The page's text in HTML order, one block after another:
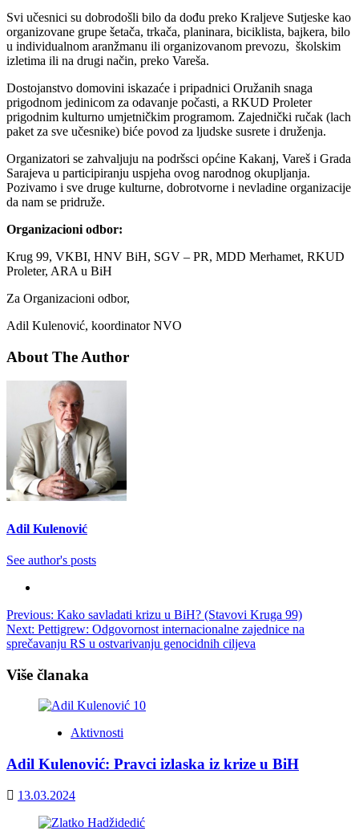
Svi učesnici su dobrodošli bilo da dođu preko Kraljeve Sutjeske kao
organizovane grupe šetača, trkača, planinara, biciklista, bajkera, bilo
u individualnom aranžmanu ili organizovanom prevozu, školskim
izletima ili na drugi način, preko Vareša.
Dostojanstvo domovini iskazaće i pripadnici Oružanih snaga
prigodnom jedinicom za odavanje počasti, a RKUD Proleter
prigodnim kulturno umjetničkim programom. Zajednički ručak (lach
paket za sve učesnike) biće povod za ljudske susrete i druženja.
Organizatori se zahvaljuju na podršsci općine Kakanj, Vareš i Grada
Sarajeva u participiranju uspjeha ovog narodnog okupljanja.
Pozivamo i sve druge kulturne, dobrotvorne i nevladine organizacije
da nam se pridruže.
Organizacioni odbor:
Krug 99, VKBI, HNV BiH, SGV – PR, MDD Merhamet, RKUD
Proleter, ARA u BiH
Za Organizacioni odbor,
Adil Kulenović, koordinator NVO
About The Author
Adil Kulenović
See author's posts
Post
navigation
Previous: Kako savladati krizu u BiH? (Stavovi Kruga 99)
Next: Pettigrew: Odgovornost internacionalne zajednice na
sprečavanju RS u ostvarivanju genocidnih ciljeva
Više članaka
Aktivnosti
Adil Kulenović: Pravci izlaska iz krize u BiH
13.03.2024